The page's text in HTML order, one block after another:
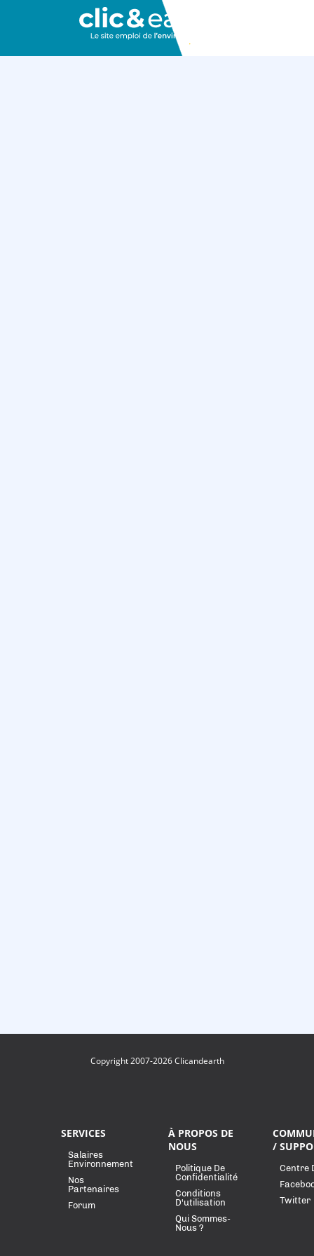
Copyright 2007-2026 Clicandearth
SERVICES
Salaires
Environnement
Nos
Partenaires
Forum
À PROPOS DE
NOUS
Politique De
Confidentialité
Conditions
D'utilisation
Qui Sommes-
Nous ?
/
Centre
Twitter